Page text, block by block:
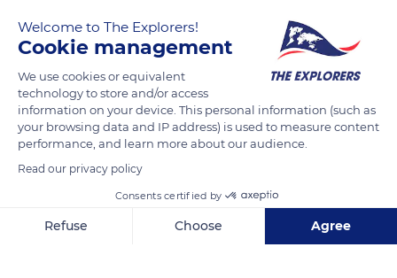
floraison abondante jaune d’or dès la fin de l’hiver dans
READ MORE TRANSLATE
Welcome to The Explorers!
Cookie management
We use cookies or equivalent
technology to store and/or access
information on your device. This personal information (such as
your browsing data and IP address) is used to measure content
performance, and learn more about our audience.
Read our privacy policy
Consents certified by
Refuse Choose Agree